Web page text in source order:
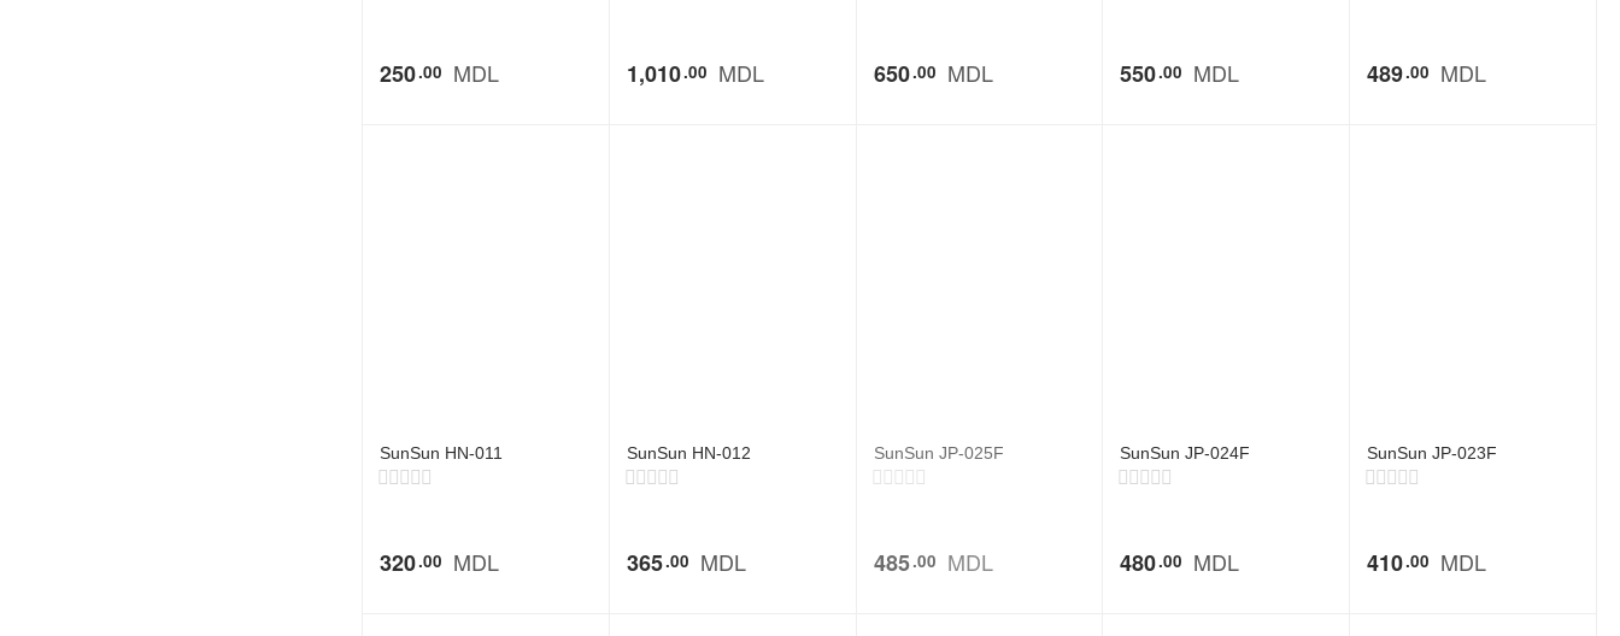
250 00 MDL 1,010 00 MDL 650 00 MDL 550 00 MDL 489 00 MDL
SunSun HN-011
320 00 MDL
SunSun HN-012
365 00 MDL
SunSun JP-025F
485 00 MDL
SunSun JP-024F
480 00 MDL
SunSun JP-023F
410 00 MDL